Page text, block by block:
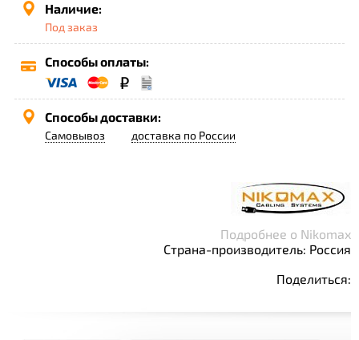
Наличие:
Под заказ
Способы оплаты:
Способы доставки:
Самовывоз доставка по России
Подробнее о Nikomax
Страна-производитель: Россия
Поделиться: